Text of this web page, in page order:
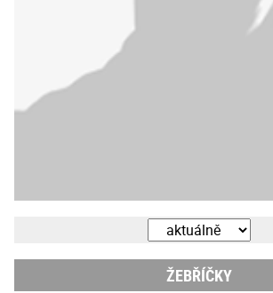
ŽEBŘÍČKY